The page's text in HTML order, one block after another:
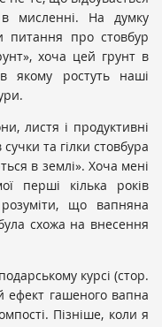
мисленні. На думку
питання про стовбур
хоча цей грунт в
якому ростуть наші
листя і продуктивні
та гілки стовбура
в землі». Хоча мені
перші кілька років
що вапняна
схожа на внесення
курсі (стор.
гашеного вапна
Пізніше, коли я